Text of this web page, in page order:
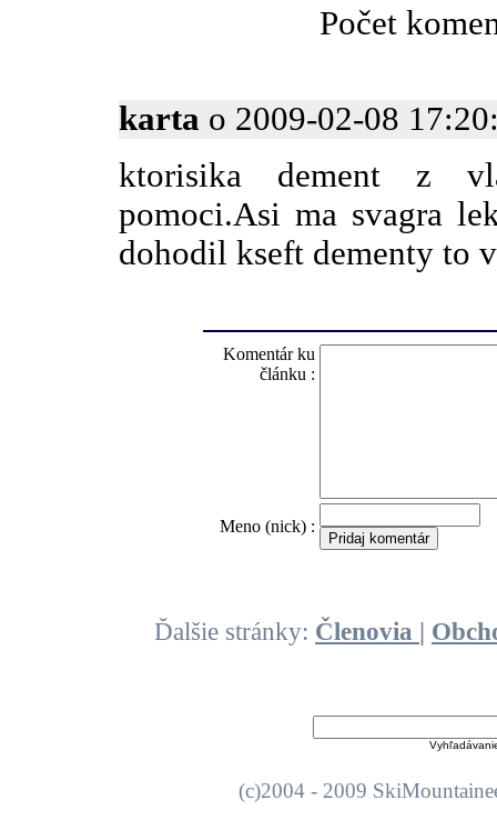
Počet
karta o 2009-02-08
ktorisika dement z
pomoci.Asi ma svagra
dohodil kseft dementy to
Komentár ku
článku :
Meno (nick) :
Ďalšie stránky: Členovia |
(c)2004 - 2009